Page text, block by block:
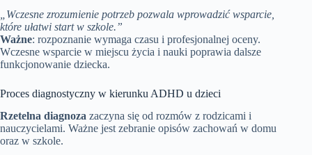
„Wczesne zrozumienie potrzeb pozwala wprowadzić wsparcie,
które ułatwi start w szkole.”
Ważne: rozpoznanie wymaga czasu i profesjonalnej oceny.
Wczesne wsparcie w miejscu życia i nauki poprawia dalsze
funkcjonowanie dziecka.
Proces diagnostyczny w kierunku ADHD u dzieci
Rzetelna diagnoza zaczyna się od rozmów z rodzicami i
nauczycielami. Ważne jest zebranie opisów zachowań w domu
oraz w szkole.